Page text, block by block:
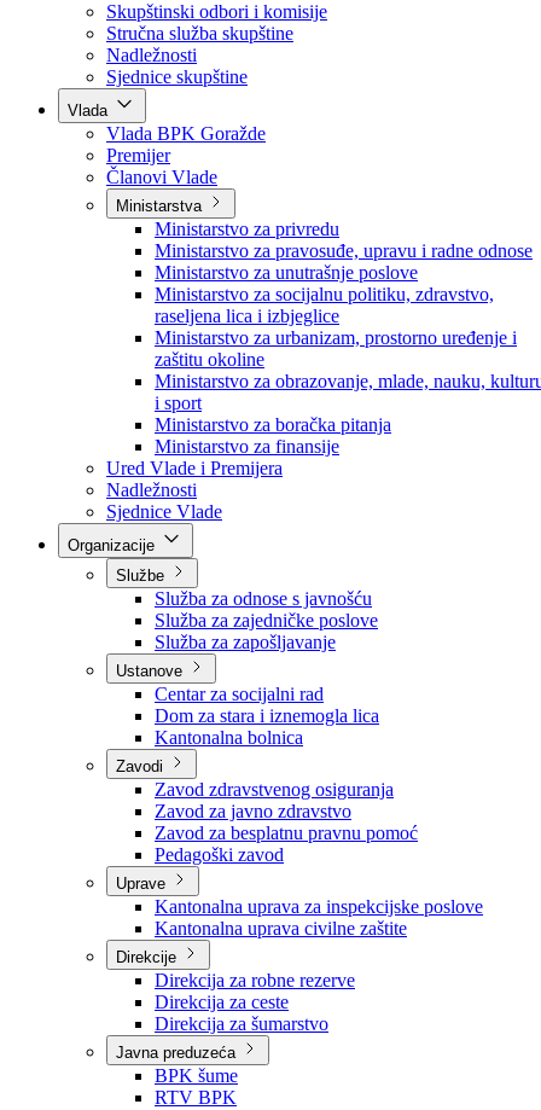
Poslanici po strankama
Poslanici po klubovima naroda
Kolegij skupštine
Skupštinski odbori i komisije
Stručna služba skupštine
Nadležnosti
Sjednice skupštine
Vlada
Vlada BPK Goražde
Premijer
Članovi Vlade
Ministarstva
Ministarstvo za privredu
Ministarstvo za pravosuđe, upravu i radne odnose
Ministarstvo za unutrašnje poslove
Ministarstvo za socijalnu politiku, zdravstvo,
raseljena lica i izbjeglice
Ministarstvo za urbanizam, prostorno uređenje i
zaštitu okoline
Ministarstvo za obrazovanje, mlade, nauku,
i sport
Ministarstvo za boračka pitanja
Ministarstvo za finansije
Ured Vlade i Premijera
Nadležnosti
Sjednice Vlade
Službe
Služba za odnose s javnošću
Služba za zajedničke poslove
Služba za zapošljavanje
Ustanove
Centar za socijalni rad
Dom za stara i iznemogla lica
Kantonalna bolnica
Zavodi
Zavod zdravstvenog osiguranja
Zavod za javno zdravstvo
Zavod za besplatnu pravnu pomoć
Pedagoški zavod
Uprave
Kantonalna uprava za inspekcijske poslove
Kantonalna uprava civilne zaštite
Direkcije
Direkcija za robne rezerve
Direkcija za ceste
Direkcija za šumarstvo